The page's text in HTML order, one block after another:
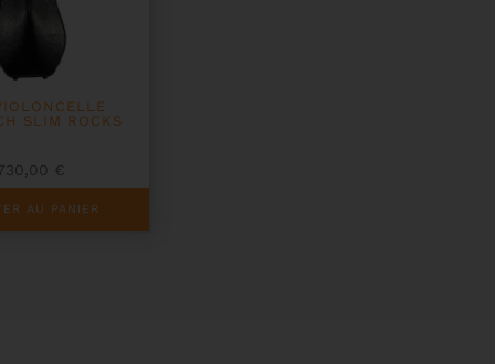
SLIM ROCKS
€
AU PANIER